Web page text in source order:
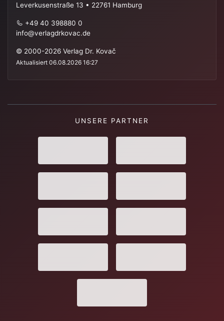
Leverkusenstraße 13 • 22761 Hamburg
+49 40 398880 0
info@verlagdrkovac.de
© 2000-2026 Verlag Dr. Kovač
Aktualisiert 06.08.2026 16:27
UNSERE PARTNER